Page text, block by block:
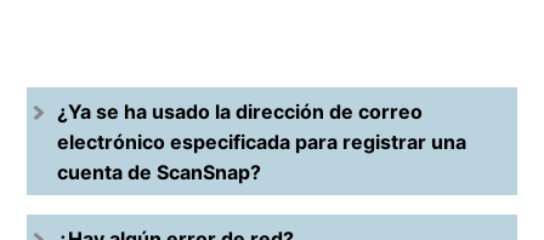
¿Ya se ha usado la dirección de correo
electrónico especificada para registrar una
cuenta de ScanSnap?